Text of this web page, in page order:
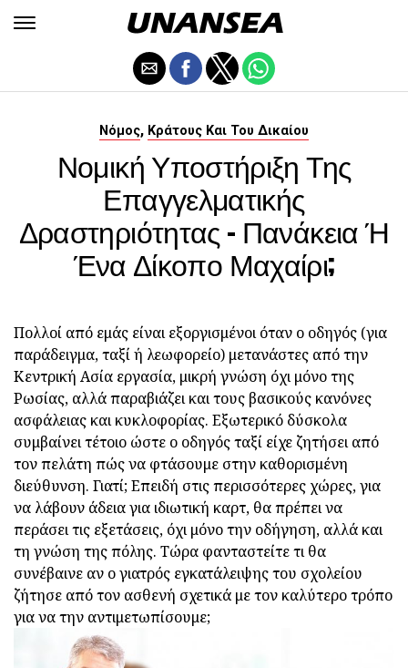
Νόμος, Κράτους Και Του Δικαίου
Νομική Υποστήριξη Της
Επαγγελματικής
Δραστηριότητας - Πανάκεια Ή
Ένα Δίκοπο Μαχαίρι;
Πολλοί από εμάς είναι εξοργισμένοι όταν ο οδηγός (για
παράδειγμα, ταξί ή λεωφορείο) μετανάστες από την
Κεντρική Ασία εργασία, μικρή γνώση όχι μόνο της
Ρωσίας, αλλά παραβιάζει και τους βασικούς κανόνες
ασφάλειας και κυκλοφορίας. Εξωτερικό δύσκολα
συμβαίνει τέτοιο ώστε ο οδηγός ταξί είχε ζητήσει από
τον πελάτη πώς να φτάσουμε στην καθορισμένη
διεύθυνση. Γιατί; Επειδή στις περισσότερες χώρες, για
να λάβουν άδεια για ιδιωτική καρτ, θα πρέπει να
περάσει τις εξετάσεις, όχι μόνο την οδήγηση, αλλά και
τη γνώση της πόλης. Τώρα φανταστείτε τι θα
συνέβαινε αν ο γιατρός εγκατάλειψης του σχολείου
ζήτησε από τον ασθενή σχετικά με τον καλύτερο τρόπο
για να την αντιμετωπίσουμε;